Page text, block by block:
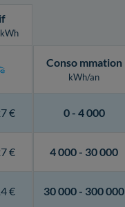
€
€
€
Conso mmation
kWh/an
0 - 4 000
4 000 - 30 000
30 000 - 300 000